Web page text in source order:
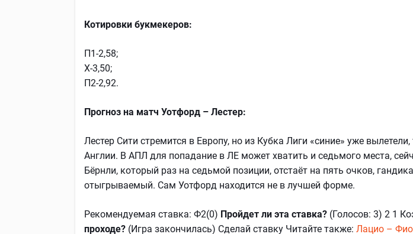
Котировки букмекеров:
П1-2,58;
Х-3,50;
П2-2,92.
Прогноз на матч Уотфорд – Лестер:
Лестер Сити стремится в Европу, но из Кубка Лиги «синие» уже
Англии. В АПЛ для попадание в ЛЕ может хватить и седьмого места,
Бёрнли, который раз на седьмой позиции, отстаёт на пять очков,
отыгрываемый. Сам Уотфорд находится не в лучшей форме.
Рекомендуемая ставка: Ф2(0) Пройдет ли эта ставка? (Голосов: 3) 2 1
проходе? (Игра закончилась) Сделай ставку Читайте также: Лацио –